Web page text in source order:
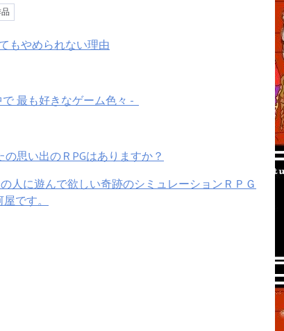
もやめられない理由
最も好きなゲーム色々 -
思い出のＲPGはありますか？
人に遊んで欲しい奇跡のシミュレーションＲＰＧ